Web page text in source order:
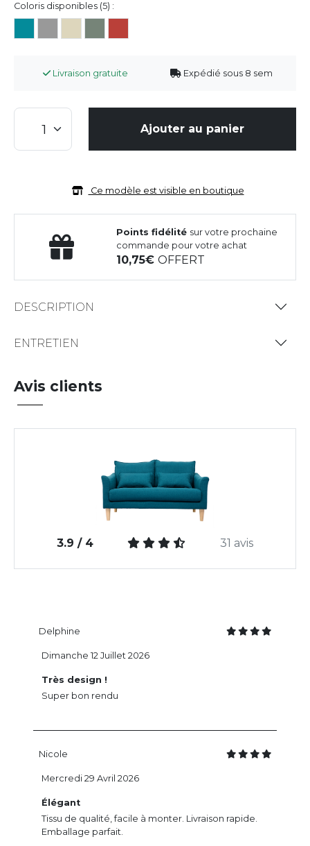
Coloris disponibles (5) :
Livraison gratuite Expédié sous 8 sem
Ajouter au panier
Ce modèle est visible en boutique
Points fidélité sur votre prochaine
commande pour votre achat
10,75OFFERT
DESCRIPTION
ENTRETIEN
Avis clients
3.9 / 4 31 avis
Delphine
Très design !
Super bon rendu
Dimanche 12 Juillet 2026
Nicole
Élégant
Tissu de qualité, facile à monter. Livraison rapide.
Emballage parfait.
Mercredi 29 Avril 2026